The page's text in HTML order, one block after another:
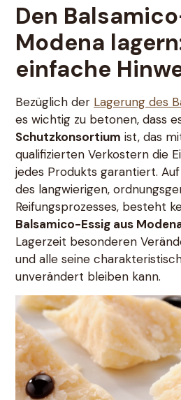
Den
Modena
einfache
Bezüglich der Lagerung des
es wichtig zu betonen, dass
Schutzkonsortium ist, das
qualifizierten Verkostern die
jedes Produkts garantiert.
des langwierigen,
Reifungsprozesses, besteht
Balsamico-Essig aus
Lagerzeit besonderen
und alle seine
unverändert bleiben kann.